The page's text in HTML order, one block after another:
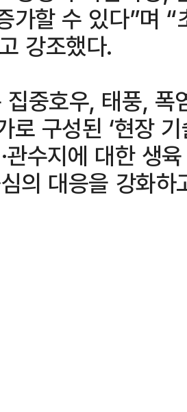
가할 수 있다”며
강조했다.
집중호우, 태풍,
로 구성된 ‘현장
관수지에 대한 생
의 대응을 강화하